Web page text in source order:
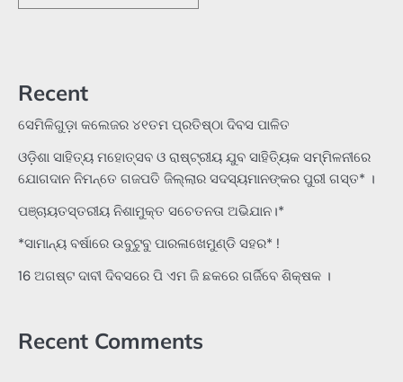
Recent
ସେମିଳିଗୁଡ଼ା କଲେଜର ୪୧ତମ ପ୍ରତିଷ୍ଠା ଦିବସ ପାଳିତ
ଓଡ଼ିଶା ସାହିତ୍ୟ ମହୋତ୍ସବ ଓ ରାଷ୍ଟ୍ରୀୟ ଯୁବ ସାହିତ୍ୟିକ ସମ୍ମିଳନୀରେ
ଯୋଗଦାନ ନିମନ୍ତେ ଗଜପତି ଜିଲ୍ଲାର ସଦସ୍ୟମାନଙ୍କର ପୁରୀ ଗସ୍ତ* ।
ପଞ୍ଚାୟତସ୍ତରୀୟ ନିଶାମୁକ୍ତ ସଚେତନତା ଅଭିଯାନ।*
*ସାମାନ୍ୟ ବର୍ଷାରେ ଉବୁଟୁବୁ ପାରଳାଖେମୁଣ୍ଡି ସହର* !
16 ଅଗଷ୍ଟ ଦାବୀ ଦିବସରେ ପି ଏମ ଜି ଛକରେ ଗର୍ଜିବେ ଶିକ୍ଷକ ।
Recent Comments